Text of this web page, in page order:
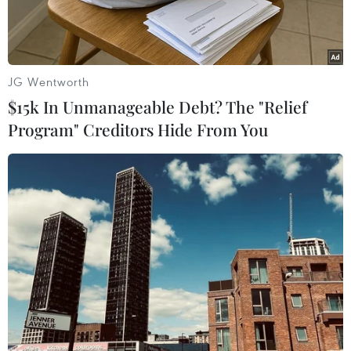
Người dân sơ tán tránh bạo lực tại Port-au-Prince, Haiti, ngày
15/8/2023. (Ảnh: AFP/TTXVN)
Văn phòng Cao ủy Nhân quyền Liên hợp quốc
cho biết bạo lực băng nhóm đã gieo rắc nỗi kinh
hoàng ở Haiti, khiến hơn 2.400 người thiệt
JG Wentworth
$15k In Unmanageable Debt? The "Relief
Program" Creditors Hide From You